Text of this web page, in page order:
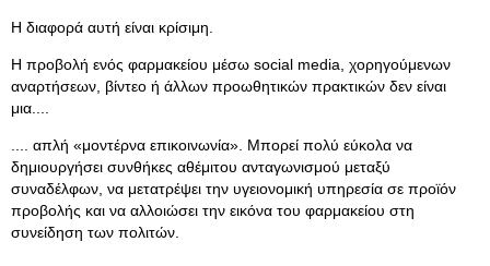
Η διαφορά αυτή είναι κρίσιμη.
Η προβολή ενός φαρμακείου μέσω social media, χορηγούμενων
αναρτήσεων, βίντεο ή άλλων προωθητικών πρακτικών δεν είναι
μια....
.... απλή «μοντέρνα επικοινωνία». Μπορεί πολύ εύκολα να
δημιουργήσει συνθήκες αθέμιτου ανταγωνισμού μεταξύ
συναδέλφων, να μετατρέψει την υγειονομική υπηρεσία σε προϊόν
προβολής και να αλλοιώσει την εικόνα του φαρμακείου στη
συνείδηση των πολιτών.